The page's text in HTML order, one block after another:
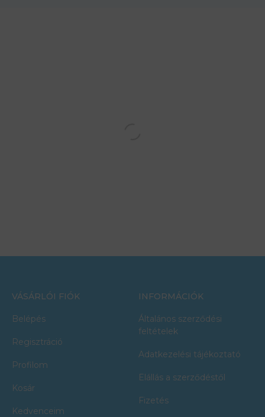
VÁSÁRLÓI FIÓK
Belépés
Regisztráció
Profilom
Kosár
Kedvenceim
INFORMÁCIÓK
Általános szerződési
feltételek
Adatkezelési tájékoztató
Elállás a szerződéstől
Fizetés